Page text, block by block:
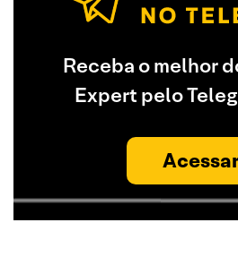
Receba o melhor
Expert pelo